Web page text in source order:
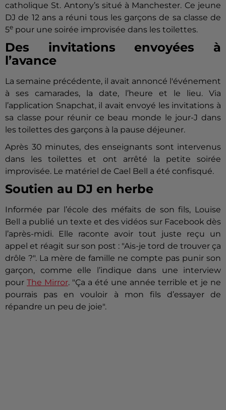
catholique St. Antony’s situé à Manchester. Ce jeune
DJ de 12 ans a réuni tous les garçons de sa classe de
5e pour une soirée improvisée dans les toilettes.
Des invitations envoyées à
l’avance
La semaine précédente, il avait annoncé l'événement
à ses camarades, la date, l’heure et le lieu. Via
l’application Snapchat, il avait envoyé les invitations à
sa classe pour réunir ce beau monde le jour-J dans
les toilettes des garçons à la pause déjeuner.
Après 30 minutes, des enseignants sont intervenus
dans les toilettes et ont arrêté la petite soirée
improvisée. Le matériel de Cael Bell a été confisqué.
Soutien au DJ en herbe
Informée par l’école des méfaits de son fils, Louise
Bell a publié un texte et des vidéos sur Facebook dès
l’après-midi. Elle raconte avoir tout juste reçu un
appel et réagit sur son post : "Ais-je tord de trouver ça
drôle ?". La mère de famille ne compte pas punir son
garçon, comme elle l’indique dans une interview
pour The Mirror. "Ça a été une année terrible et je ne
pourrais pas en vouloir à mon fils d’essayer de
répandre un peu de joie".